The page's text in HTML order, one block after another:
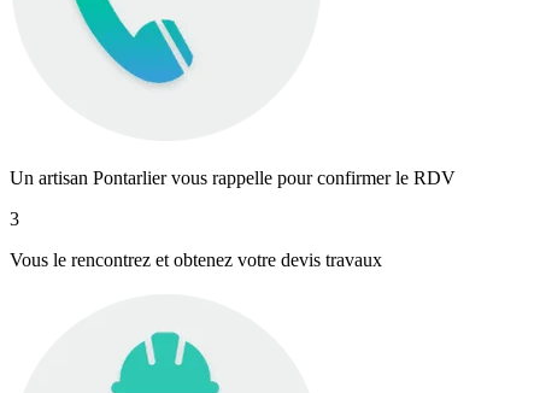
Un artisan Pontarlier vous rappelle pour confirmer le RDV
3
Vous le rencontrez et obtenez votre devis travaux